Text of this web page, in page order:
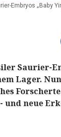
Embryos „Baby
Saurier-
Lager.
und neue